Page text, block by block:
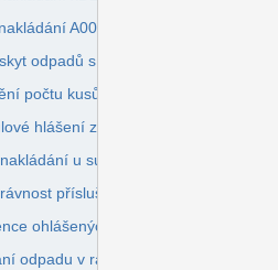
A00 za katalogové číslo
odpadů s kódem nakládání BN30
počtu kusů u vybraných autovraků
hlášení za IČZ, IČOB
u subjektu s IČOB
příslušnosti podání nulového
ohlášených skladů u původce v
odpadu v rámci IČO u původců